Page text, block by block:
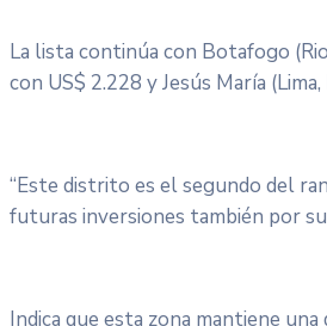
La lista continúa con Botafogo
con US$ 2.228 y Jesús María
“Este distrito es el segundo del
futuras inversiones también por su
Indica que esta zona mantiene